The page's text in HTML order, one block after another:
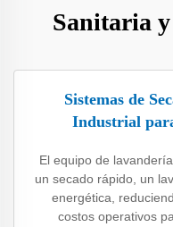
Sanitaria
Sistemas de
Industrial
El equipo de
un secado rápido, un
energética,
costos operativos